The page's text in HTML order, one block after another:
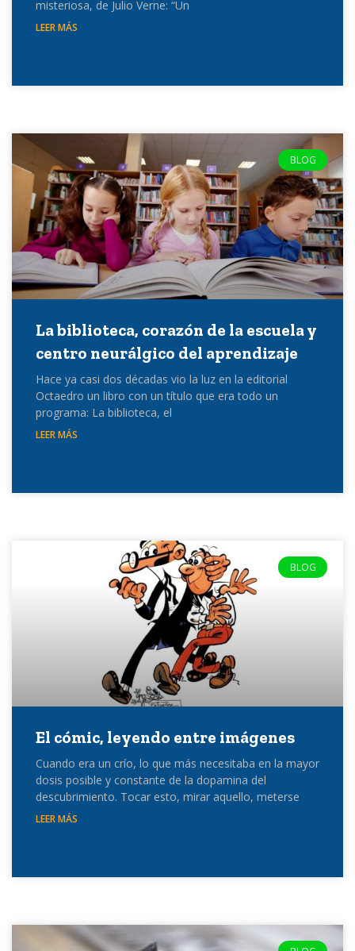
misteriosa, de Julio Verne: “Un
LEER MÁS
BLOG
La biblioteca, corazón de la escuela y
centro neurálgico del aprendizaje
Hace ya casi dos décadas vio la luz en la editorial
Octaedro un libro con un título que era todo un
programa: La biblioteca, el
LEER MÁS
BLOG
El cómic, leyendo entre imágenes
Cuando era un crío, lo que más necesitaba en la mayor
dosis posible y constante de la dopamina del
descubrimiento. Tocar esto, mirar aquello, meterse
LEER MÁS